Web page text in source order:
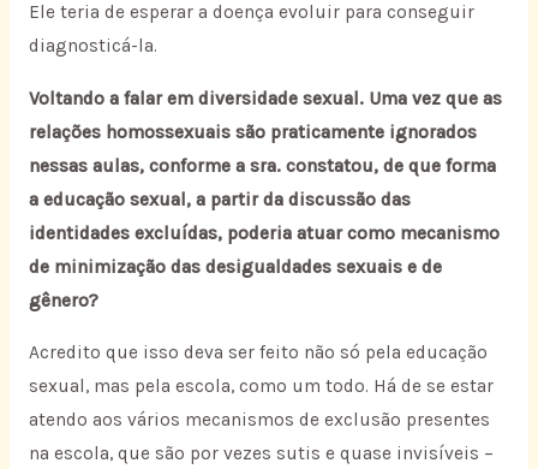
Ele teria de esperar a doença evoluir para conseguir
diagnosticá-la.
Voltando a falar em diversidade sexual. Uma vez que as
relações homossexuais são praticamente ignorados
nessas aulas, conforme a sra. constatou, de que forma
a educação sexual, a partir da discussão das
identidades excluídas, poderia atuar como mecanismo
de minimização das desigualdades sexuais e de
gênero?
Acredito que isso deva ser feito não só pela educação
sexual, mas pela escola, como um todo. Há de se estar
atendo aos vários mecanismos de exclusão presentes
na escola, que são por vezes sutis e quase invisíveis –